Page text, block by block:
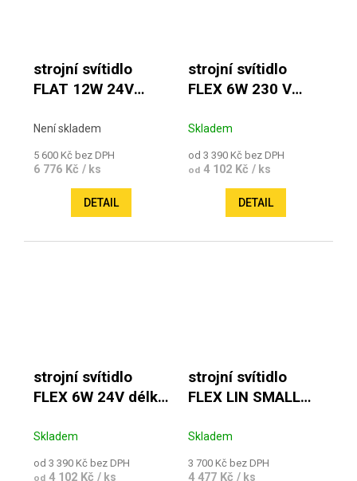
strojní svítidlo
FLAT 12W 24V
Není skladem
5 600 Kč bez DPH
6 776 Kč / ks
DETAIL
strojní svítidlo
FLEX 6W 230 V
500 mm
Skladem
od 3 390 Kč bez DPH
od4 102 Kč / ks
DETAIL
strojní svítidlo
FLEX 6W 24V délka
Skladem
od 3 390 Kč bez DPH
od4 102 Kč / ks
strojní svítidlo
FLEX LIN SMALL
Skladem
3 700 Kč bez DPH
4 477 Kč / ks